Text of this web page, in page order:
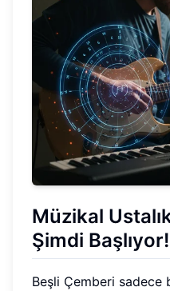
Müzikal
Şimdi Başlıyor!
Beşli Çemberi sadece